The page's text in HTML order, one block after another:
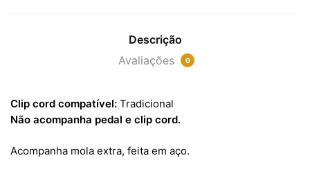
Descrição
Avaliações
0
Clip cord compatível: Tradicional
Não acompanha pedal e clip cord.
Acompanha mola extra, feita em aço.